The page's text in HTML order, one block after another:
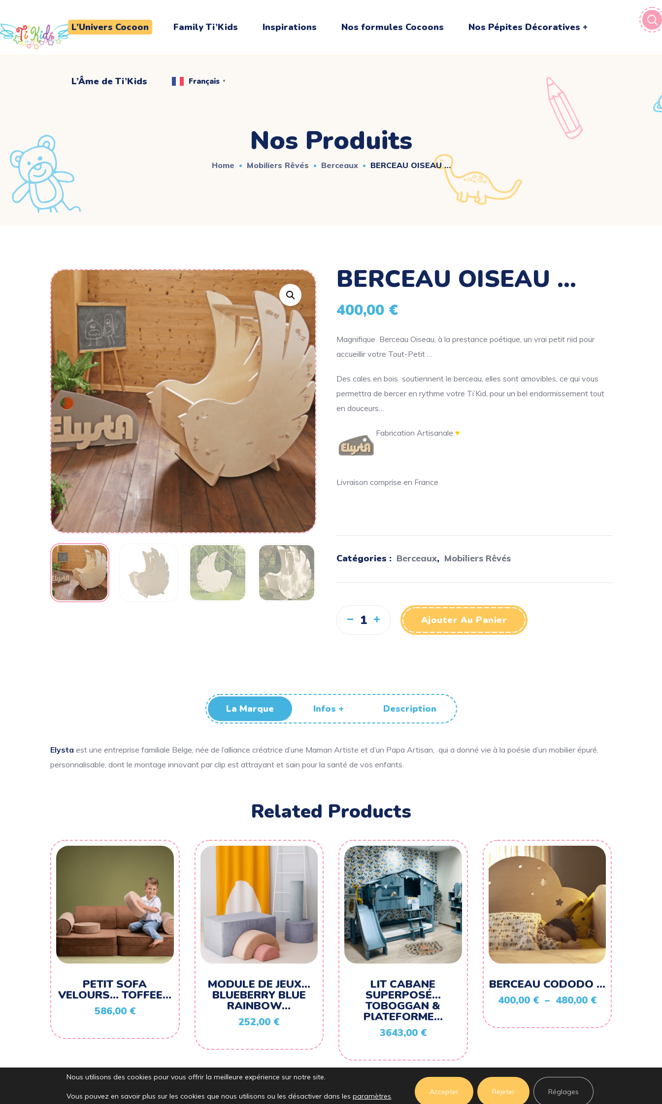
L’Univers Cocoon Family Ti’Kids Inspirations Nos formules Cocoons Nos Pépites Décoratives
L’Âme de Ti’Kids Français ▼
L’Âme de Ti’Kids Français ▼
Nos Produits
Home Mobiliers Rêvés Berceaux BERCEAU OISEAU …
BERCEAU OISEAU …
400,00 €
Magnifique Berceau Oiseau, à la prestance poétique, un vrai petit nid pour
accueillir votre Tout-Petit …
Des cales en bois soutiennent le berceau, elles sont amovibles, ce qui vous
permettra de bercer en rythme votre Ti’Kid, pour un bel endormissement tout
en douceurs…
Fabrication Artisanale♥
Livraison comprise en France
Catégories : Berceaux, Mobiliers Rêvés
Ajouter Au Panier
La Marque Infos + Description
Elysta est une entreprise familiale Belge, née de l’alliance créatrice d’une Maman Artiste et d’un Papa Artisan, qui a donné vie à la poésie d’un mobilier épuré,
personnalisable, dont le montage innovant par clip est attrayant et sain pour la santé de vos enfants.
Related Products
PETIT SOFA
VELOURS… TOFFEE…
586,00 €
MODULE DE JEUX…
BLUEBERRY BLUE
RAINBOW…
252,00 €
LIT CABANE
SUPERPOSÉ…
TOBOGGAN &
PlATEFORME…
3643,00 €
BERCEAU CODODO …
400,00 € – 480,00 €Plage
prix :
Nous utilisons des cookies pour vous offrir la meilleure expérience sur notre site.
Vous pouvez en savoir plus sur les cookies que nous utilisons ou les désactiver dans lesparamètres. Accepter Rejeter Réglages